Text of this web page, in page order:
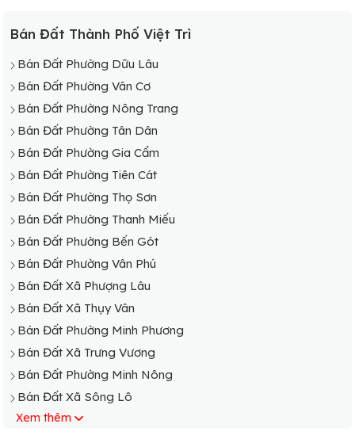
Bán Đất Thành Phố Việt Trì
Bán Đất Phường Dữu Lâu
Bán Đất Phường Vân Cơ
Bán Đất Phường Nông Trang
Bán Đất Phường Tân Dân
Bán Đất Phường Gia Cẩm
Bán Đất Phường Tiên Cát
Bán Đất Phường Thọ Sơn
Bán Đất Phường Thanh Miếu
Bán Đất Phường Bến Gót
Bán Đất Phường Vân Phú
Bán Đất Xã Phượng Lâu
Bán Đất Xã Thụy Vân
Bán Đất Phường Minh Phương
Bán Đất Xã Trưng Vương
Bán Đất Phường Minh Nông
Bán Đất Xã Sông Lô
Bán Đất Xã Kim Đức
Xem thêm